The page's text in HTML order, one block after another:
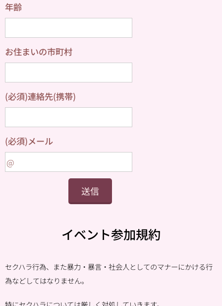
年齢
お住まいの市町村
(必須)連絡先(携帯)
(必須)メール
送信
イベント参加規約
セクハラ行為、また暴力・暴言・社会人としてのマナーにかける行
為などしてはなりません。